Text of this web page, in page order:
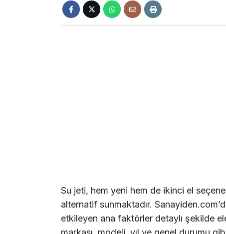
Su jeti, hem yeni hem de ikinci el
alternatif sunmaktadır.
etkileyen ana faktörler detaylı şekilde